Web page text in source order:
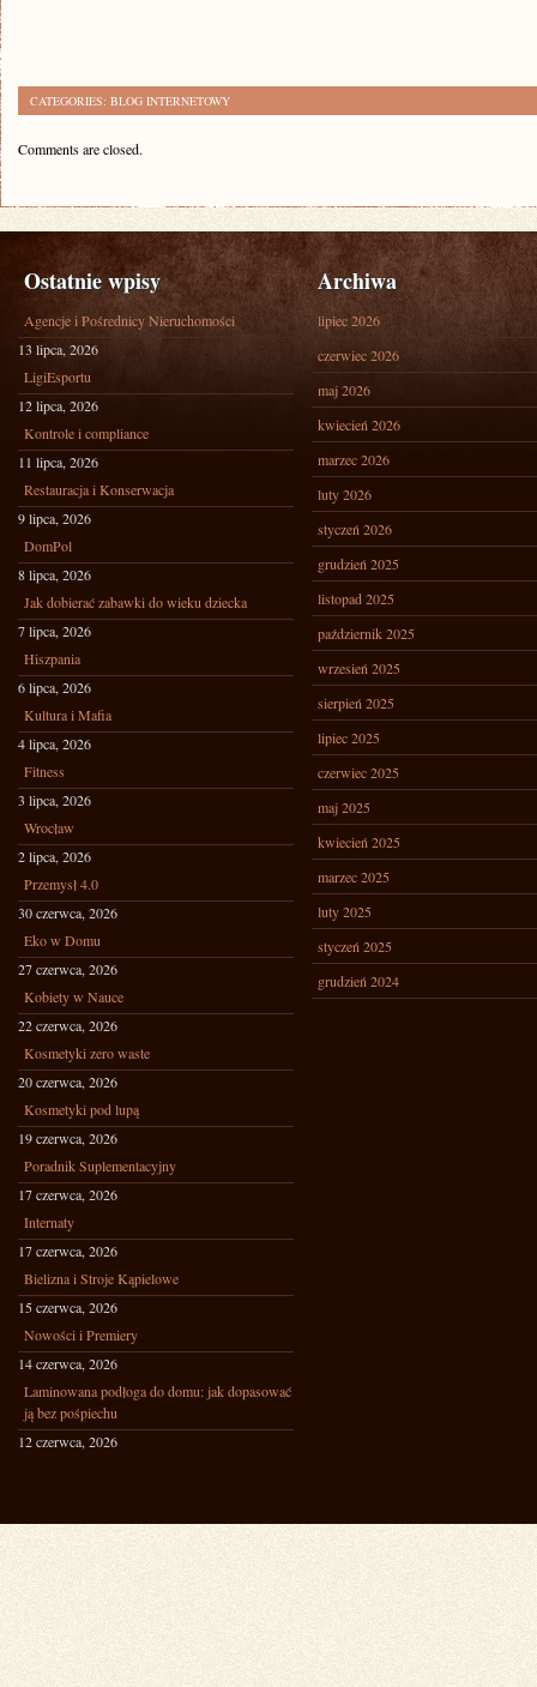
CATEGORIES: BLOG INTERNETOWY
Comments are closed.
Ostatnie wpisy
Agencje i Pośrednicy Nieruchomości
13 lipca, 2026
LigiEsportu
12 lipca, 2026
Kontrole i compliance
11 lipca, 2026
Restauracja i Konserwacja
9 lipca, 2026
DomPol
8 lipca, 2026
Jak dobierać zabawki do wieku dziecka
7 lipca, 2026
Hiszpania
6 lipca, 2026
Kultura i Mafia
4 lipca, 2026
Fitness
3 lipca, 2026
Wrocław
2 lipca, 2026
Przemysł 4.0
30 czerwca, 2026
Eko w Domu
27 czerwca, 2026
Kobiety w Nauce
22 czerwca, 2026
Kosmetyki zero waste
20 czerwca, 2026
Kosmetyki pod lupą
19 czerwca, 2026
Poradnik Suplementacyjny
17 czerwca, 2026
Internaty
17 czerwca, 2026
Bielizna i Stroje Kąpielowe
15 czerwca, 2026
Nowości i Premiery
14 czerwca, 2026
Laminowana podłoga do domu: jak dopasować
ją bez pośpiechu
12 czerwca, 2026
Archiwa
lipiec 2026
czerwiec 2026
maj 2026
kwiecień 2026
marzec 2026
luty 2026
styczeń 2026
grudzień 2025
listopad 2025
październik 2025
wrzesień 2025
sierpień 2025
lipiec 2025
czerwiec 2025
maj 2025
kwiecień 2025
marzec 2025
luty 2025
styczeń 2025
grudzień 2024